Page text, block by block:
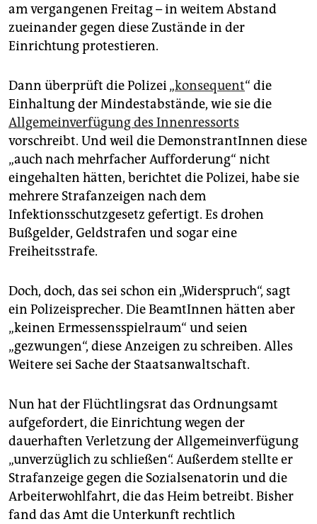
am vergangenen Freitag – in weitem Abstand
zueinander gegen diese Zustände in der
Einrichtung protestieren.
Dann überprüft die Polizei „konsequent“ die
Einhaltung der Mindestabstände, wie sie die
Allgemeinverfügung des Innenressorts
vorschreibt. Und weil die DemonstrantInnen diese
„auch nach mehrfacher Aufforderung“ nicht
eingehalten hätten, berichtet die Polizei, habe sie
mehrere Strafanzeigen nach dem
Infektionsschutzgesetz gefertigt. Es drohen
Bußgelder, Geldstrafen und sogar eine
Freiheitsstrafe.
Doch, doch, das sei schon ein „Widerspruch“, sagt
ein Polizeisprecher. Die BeamtInnen hätten aber
„keinen Ermessensspielraum“ und seien
„gezwungen“, diese Anzeigen zu schreiben. Alles
Weitere sei Sache der Staatsanwaltschaft.
Nun hat der Flüchtlingsrat das Ordnungsamt
aufgefordert, die Einrichtung wegen der
dauerhaften Verletzung der Allgemeinverfügung
„unverzüglich zu schließen“. Außerdem stellte er
Strafanzeige gegen die Sozialsenatorin und die
Arbeiterwohlfahrt, die das Heim betreibt. Bisher
fand das Amt die Unterkunft rechtlich